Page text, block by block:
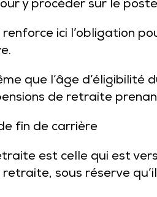
y procéder sur le
ici l’obligation
que l’âge
de retraite
fin de carrière
est celle qui est
sous réserve